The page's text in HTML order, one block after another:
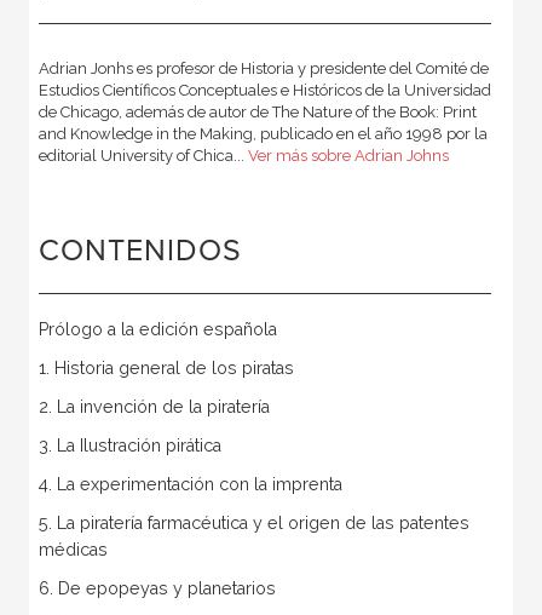
Adrian Jonhs es profesor de Historia y presidente del Comité de
Estudios Científicos Conceptuales e Históricos de la Universidad
de Chicago, además de autor de The Nature of the Book: Print
and Knowledge in the Making, publicado en el año 1998 por la
editorial University of Chica... Ver más sobre Adrian Johns
CONTENIDOS
Prólogo a la edición española
1. Historia general de los piratas
2. La invención de la piratería
3. La Ilustración pirática
4. La experimentación con la imprenta
5. La piratería farmacéutica y el origen de las patentes
médicas
6. De epopeyas y planetarios